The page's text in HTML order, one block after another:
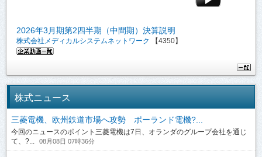
2026年3月期第2四半期（中間期）決算説明
株式会社メディカルシステムネットワーク 【4350】
株式ニュース
三菱電機、欧州鉄道市場へ攻勢 ポーランド電機?...
今回のニュースのポイント三菱電機は7日、オランダのグループ会社を通じ
て、?...
08月08日 07時36分